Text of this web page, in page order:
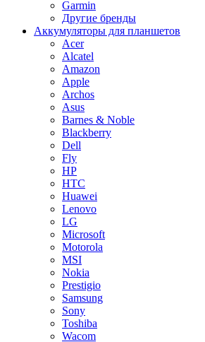
Garmin
Другие бренды
Аккумуляторы для планшетов
Acer
Alcatel
Amazon
Apple
Archos
Asus
Barnes & Noble
Blackberry
Dell
Fly
HP
HTC
Huawei
Lenovo
LG
Microsoft
Motorola
MSI
Nokia
Prestigio
Samsung
Sony
Toshiba
Wacom